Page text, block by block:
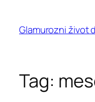
content
Glamurozni život
Tag: